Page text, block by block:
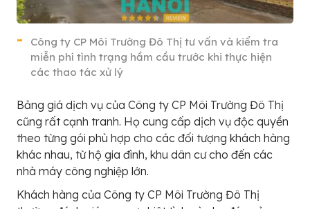
Công ty CP Môi Trường Đô Thị tư vấn và kiểm tra
miễn phí tình trạng hầm cầu trước khi thực hiện
các thao tác xử lý
Bảng giá dịch vụ của Công ty CP Môi Trường Đô Thị
cũng rất cạnh tranh. Họ cung cấp dịch vụ độc quyền
theo từng gói phù hợp cho các đối tượng khách hàng
khác nhau, từ hộ gia đình, khu dân cư cho đến các
nhà máy công nghiệp lớn.
Khách hàng của Công ty CP Môi Trường Đô Thị